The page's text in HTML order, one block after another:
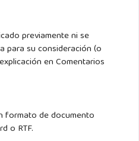
previamente ni se
para su consideración (o
en Comentarios
formato de documento
o RTF.